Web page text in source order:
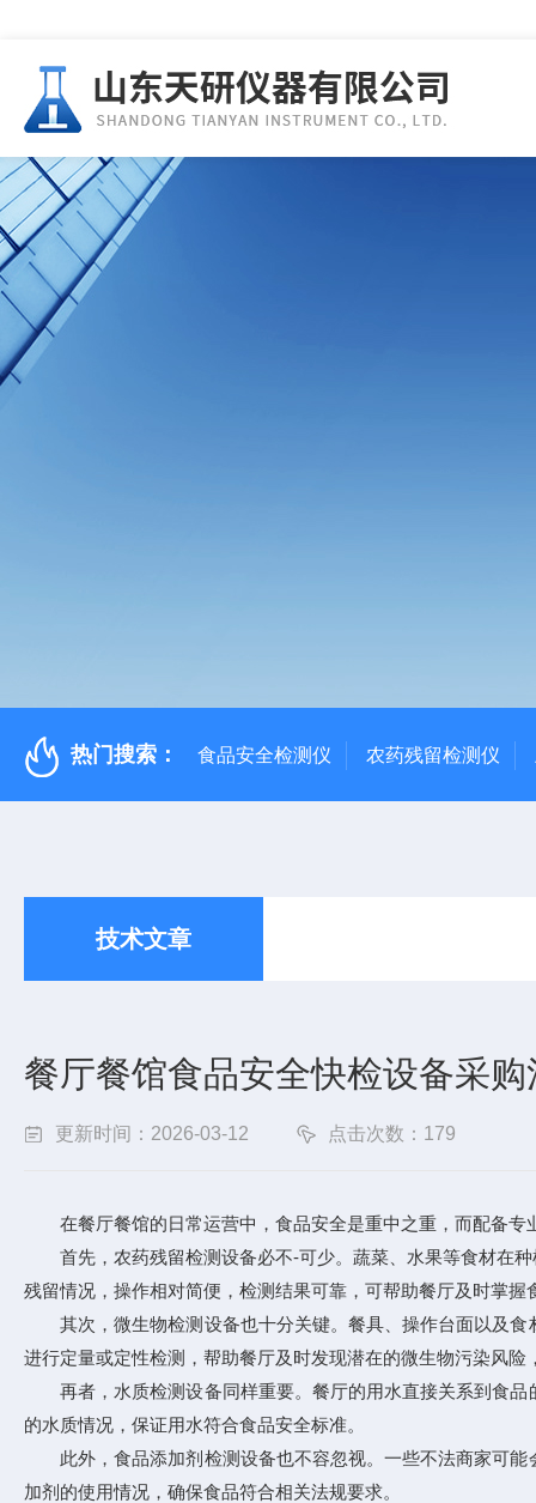
热门搜索： 食品安全检测仪 农药残留检测仪
技术文章
餐厅餐馆食品安全快检设备采
更新时间：2026-03-12 点击次数：179
在餐厅餐馆的日常运营中，食品安全是重中之重，而配备专
首先， 农药残留检测设备必不-可少。蔬菜、水果等食材在
残留情况，操作相对简便，检测结果可靠，可帮助餐厅及时掌
其次，微生物检测设备也十分关键。餐具、操作台面以及食
进行定量或定性检测，帮助餐厅及时发现潜在的微生物污染风
再者，水质检测设备同样重要。餐厅的用水直接关系到食品
的水质情况，保证用水符合食品安全标准。
此外，食品添加剂检测设备也不容忽视。一些不法商家可能
加剂的使用情况，确保食品符合相关法规要求。